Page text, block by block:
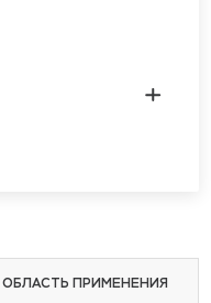
ОБЛАСТЬ ПРИМЕНЕНИЯ